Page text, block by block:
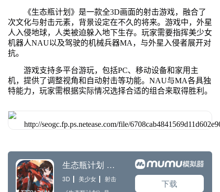
《生态瓶计划》是一款全3D画面的射击游戏，融合了
次文化与射击元素，背景设定在不久的将来。游戏中，外星
人入侵地球，人类被迫躲入地下生存。玩家需要指挥美少女
机器人NAU以及驾驶的机械兵器MA，与外星入侵者展开对
抗。
游戏支持多平台游玩，包括PC、移动设备和家用主
机，提供了调整视角和自动射击等功能。NAU与MA各具独
特能力，玩家需根据实际情况选择合适的组合来取得胜利。